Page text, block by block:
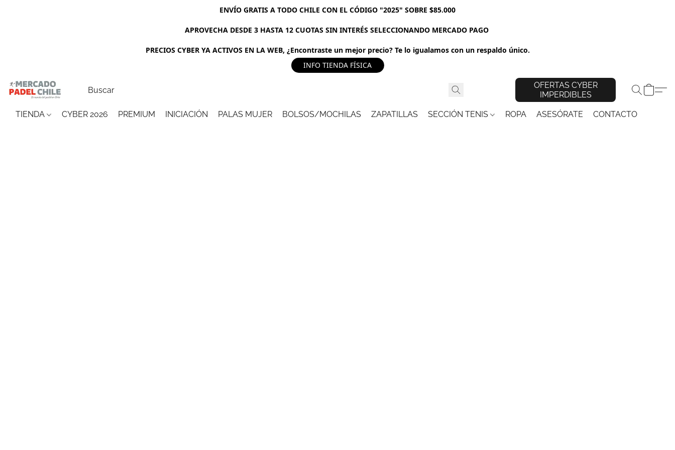
ENVÍO GRATIS A TODO CHILE CON EL CÓDIGO "2025" SOBRE $85.000
APROVECHA DESDE 3 HASTA 12 CUOTAS SIN INTERÉS SELECCIONANDO MERCADO PAGO
PRECIOS CYBER YA ACTIVOS EN LA WEB, ¿Encontraste un mejor precio? Te lo igualamos con un respaldo único.
INFO TIENDA FÍSICA
OFERTAS CYBER
IMPERDIBLES
TIENDA CYBER 2026 PREMIUM INICIACIÓN PALAS MUJER BOLSOS/MOCHILAS ZAPATILLAS SECCIÓN TENIS ROPA ASESÓRATE CONTACTO